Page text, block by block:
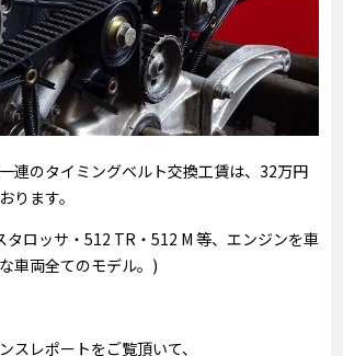
連のタイミングベルト交換工賃は、32万円
ります。
タロッサ・512 TR・512 M 等、エンジンを車
車両全てのモデル。)
スレポートをご覧頂いて、